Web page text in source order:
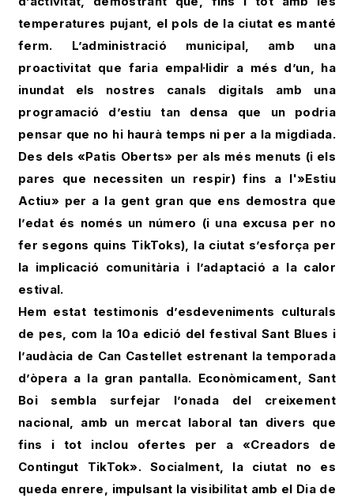
temperatures pujant, el pols de la ciutat es manté
ferm. L’administració municipal, amb una
proactivitat que faria empal·lidir a més d’un, ha
inundat els nostres canals digitals amb una
programació d’estiu tan densa que un podria
pensar que no hi haurà temps ni per a la migdiada.
Des dels «Patis Oberts» per als més menuts (i els
pares que necessiten un respir) fins a l'»Estiu
Actiu» per a la gent gran que ens demostra que
l’edat és només un número (i una excusa per no
fer segons quins TikToks), la ciutat s’esforça per
la implicació comunitària i l’adaptació a la calor
estival.
Hem estat testimonis d’esdeveniments culturals
de pes, com la 10a edició del festival Sant Blues i
l’audàcia de Can Castellet estrenant la temporada
d’òpera a la gran pantalla. Econòmicament, Sant
Boi sembla surfejar l’onada del creixement
nacional, amb un mercat laboral tan divers que
fins i tot inclou ofertes per a «Creadors de
Contingut TikTok». Socialment, la ciutat no es
queda enrere, impulsant la visibilitat amb el Dia de